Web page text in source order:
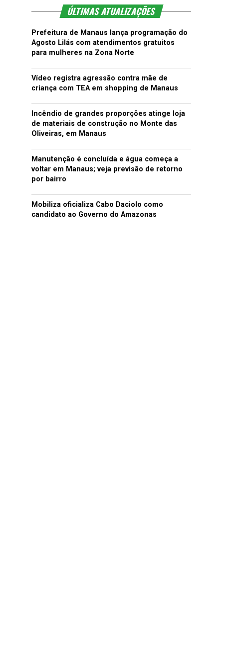
ÚLTIMAS ATUALIZAÇÕES
Prefeitura de Manaus lança programação do
Agosto Lilás com atendimentos gratuitos
para mulheres na Zona Norte
Vídeo registra agressão contra mãe de
criança com TEA em shopping de Manaus
Incêndio de grandes proporções atinge loja
de materiais de construção no Monte das
Oliveiras, em Manaus
Manutenção é concluída e água começa a
voltar em Manaus; veja previsão de retorno
por bairro
Mobiliza oficializa Cabo Daciolo como
candidato ao Governo do Amazonas